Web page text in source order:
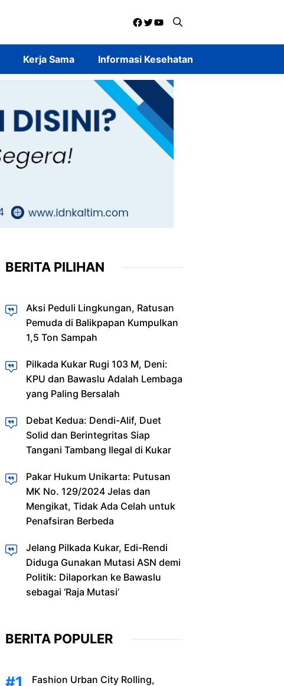
Facebook
Twitter
YouTube
Kerja Sama Informasi Kesehatan
BERITA PILIHAN
Aksi Peduli Lingkungan, Ratusan
Pemuda di Balikpapan Kumpulkan
1,5 Ton Sampah
Pilkada Kukar Rugi 103 M, Deni:
KPU dan Bawaslu Adalah Lembaga
yang Paling Bersalah
Debat Kedua: Dendi-Alif, Duet
Solid dan Berintegritas Siap
Tangani Tambang Ilegal di Kukar
Pakar Hukum Unikarta: Putusan
MK No. 129/2024 Jelas dan
Mengikat, Tidak Ada Celah untuk
Penafsiran Berbeda
Jelang Pilkada Kukar, Edi-Rendi
Diduga Gunakan Mutasi ASN demi
Politik: Dilaporkan ke Bawaslu
sebagai ‘Raja Mutasi’
BERITA POPULER
Fashion Urban City Rolling,